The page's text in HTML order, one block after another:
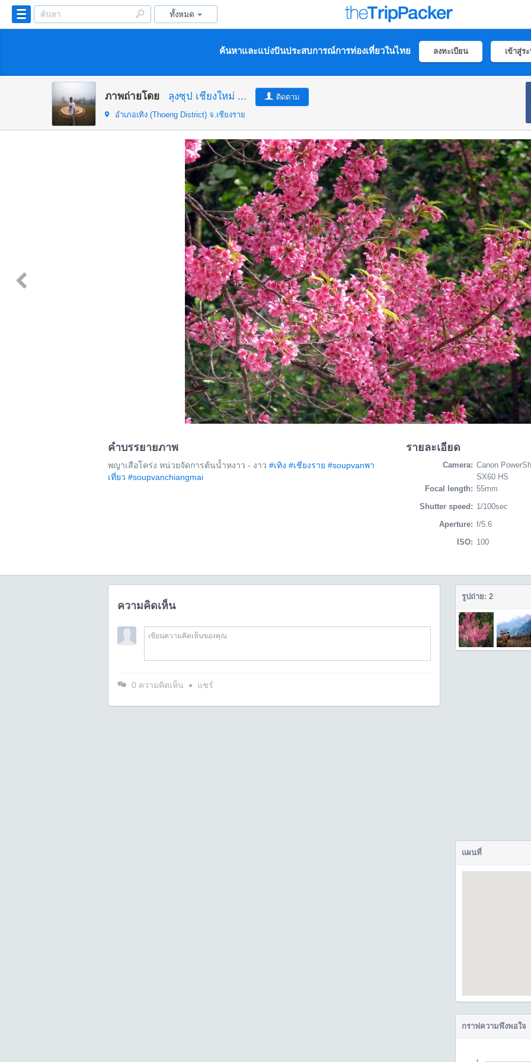
ทั้งหมด
ค้นหาและแบ่งปันประสบการณ์การท่องเที่ยวในไทย ลงทะเบียน เข้าสู่ร
ภาพถ่ายโดย ลุงซุป เชียงใหม่ ...
ติดตาม
อำเภอเทิง (Thoeng District) จ.เชียงราย
คำบรรยายภาพ
พญาเสือโคร่ง หน่วยจัดการต้นน้ำหงาว - งาว #เทิง #เชียงราย #soupvanพา
เที่ยว #soupvanchiangmai
รายละเอียด
Camera: Canon
SX60 HS
Focal length: 55mm
Shutter speed: 1/100sec
Aperture: f/5.6
ISO: 100
ความคิดเห็น
0 ความคิดเห็น แชร์
รูปถ่าย: 2
แผนที่
กราฟความพึงพอใจ